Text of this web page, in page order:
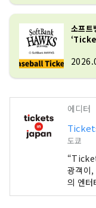
소프트
에디터
도쿄
광객이,
의 엔터
서비스